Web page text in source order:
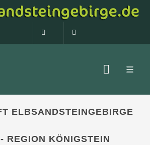
0160 99873408
ELBSANDSTEINGEBIRGE
REGION KÖNIGSTEIN